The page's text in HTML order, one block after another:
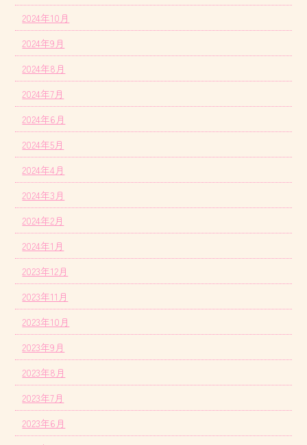
2024年10月
2024年9月
2024年8月
2024年7月
2024年6月
2024年5月
2024年4月
2024年3月
2024年2月
2024年1月
2023年12月
2023年11月
2023年10月
2023年9月
2023年8月
2023年7月
2023年6月